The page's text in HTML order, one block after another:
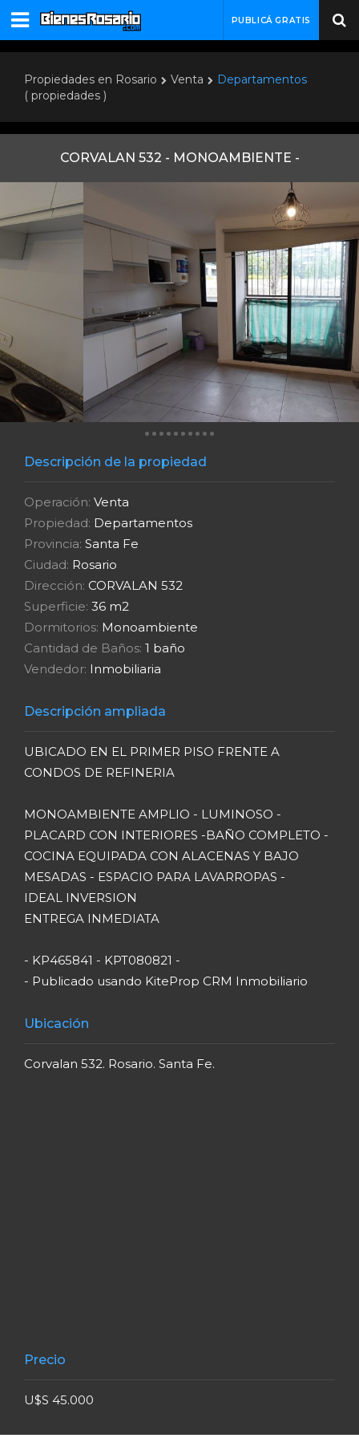
PUBLICÁ GRATIS
Propiedades en Rosario Venta
Departamentos
( propiedades )
CORVALAN 532 - MONOAMBIENTE -
Descripción de la propiedad
Operación: Venta
Propiedad: Departamentos
Provincia: Santa Fe
Ciudad: Rosario
Dirección: CORVALAN 532
Superficie: 36 m2
Dormitorios: Monoambiente
Cantidad de Baños: 1 baño
Vendedor: Inmobiliaria
Descripción ampliada
UBICADO EN EL PRIMER PISO FRENTE A
CONDOS DE REFINERIA
MONOAMBIENTE AMPLIO - LUMINOSO -
PLACARD CON INTERIORES -BAÑO COMPLETO -
COCINA EQUIPADA CON ALACENAS Y BAJO
MESADAS - ESPACIO PARA LAVARROPAS -
IDEAL INVERSION
ENTREGA INMEDIATA
- KP465841 - KPT080821 -
- Publicado usando KiteProp CRM Inmobiliario
Ubicación
Corvalan 532. Rosario. Santa Fe.
Precio
U$S 45.000